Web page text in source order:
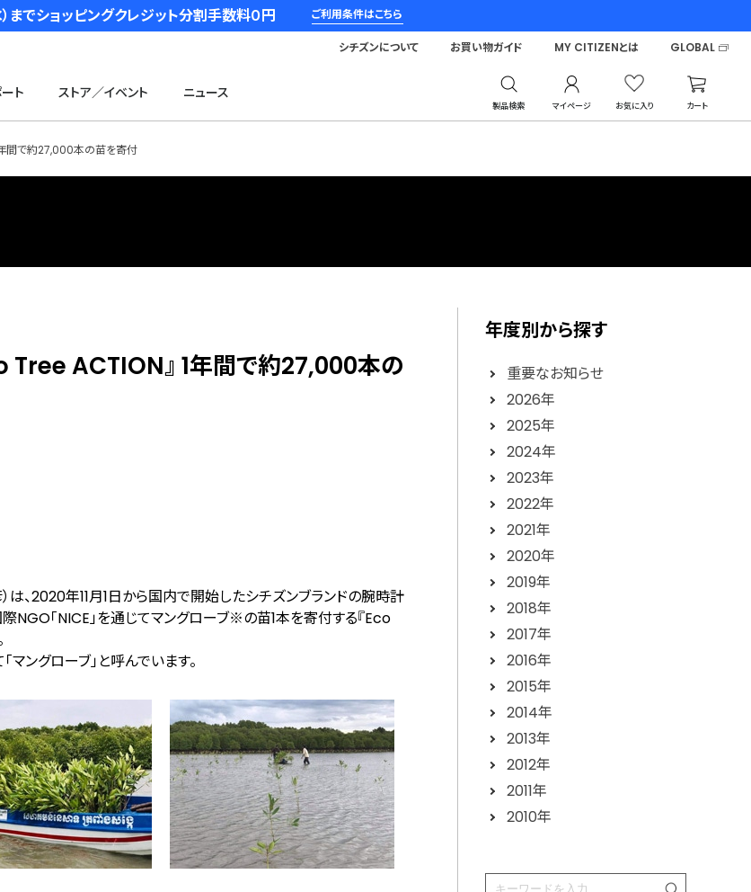
でショッピングクレジット分割手数料０円 ご利用条件はこちら
ト ストア／イベント ニュース
製品検索 マイページ お気に入り カート
シチズンについて お買い物ガイド MY CITIZENとは GLOBAL
間で約27,000本の苗を寄付
Tree ACTION』 1年間で約27,000本の
、2020年11月1日から国内で開始したシチズンブランドの腕時計
NGO「NICE」を通じてマングローブ※の苗1本を寄付する『Eco
ングローブ」と呼んでいます。
年度別から探す
重要なお知らせ
2026年
2025年
2024年
2023年
2022年
2021年
2020年
2019年
2018年
2017年
2016年
2015年
2014年
2013年
2012年
2011年
2010年